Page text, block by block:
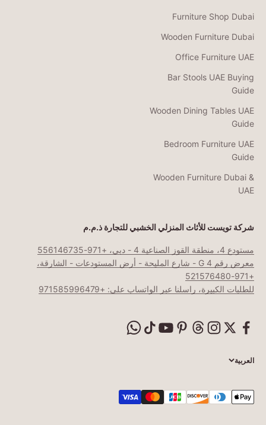
Furniture Shop Dubai
Wooden Furniture Dubai
Office Furniture UAE
Bar Stools UAE Buying
Guide
Wooden Dining Tables UAE
Guide
Bedroom Furniture UAE
Guide
Wooden Furniture Dubai &
UAE
شركة تويست للأثاث المنزلي الخشبي للتجارة ذ.م.م
مستودع 4، منطقة القوز الصناعية 4 - دبي، +971-556146735
معرض رقم G 4 - شارع المليحة - أرض المستودعات - الشارقة،
+971-521576480
للطلبات الكبيرة، راسلنا عبر الواتساب على: +971585996479
العربية